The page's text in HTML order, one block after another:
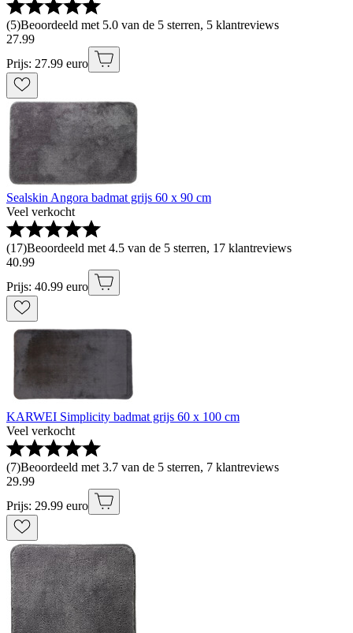
(5)Beoordeeld met 5.0 van de 5 sterren, 5 klantreviews
27.99
Prijs: 27.99 euro
Sealskin Angora badmat grijs 60 x 90 cm
Veel verkocht
(17)Beoordeeld met 4.5 van de 5 sterren, 17 klantreviews
40.99
Prijs: 40.99 euro
KARWEI Simplicity badmat grijs 60 x 100 cm
Veel verkocht
(7)Beoordeeld met 3.7 van de 5 sterren, 7 klantreviews
29.99
Prijs: 29.99 euro